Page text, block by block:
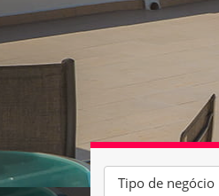
Tipo de negócio